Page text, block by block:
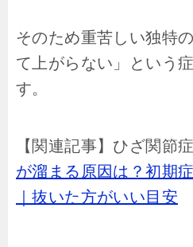
そのため重苦しい独特
て上がらない」という
す。
【関連記事】ひざ関節
が溜まる原因は？初期
｜抜いた方がいい目安